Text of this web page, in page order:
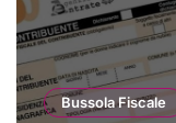
Bussola Fiscale